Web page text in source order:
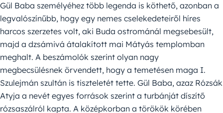
Gül Baba személyéhez több legenda is köthető, azonban a
legvalószínűbb, hogy egy nemes cselekedeteiről híres
harcos szerzetes volt, aki Buda ostrománál megsebesült,
majd a dzsámivá átalakított mai Mátyás templomban
meghalt. A beszámolók szerint olyan nagy
megbecsülésnek örvendett, hogy a temetésen maga I.
Szulejmán szultán is tiszteletét tette. Gül Baba, azaz Rózsák
Atyja a nevét egyes források szerint a turbánját díszítő
rózsaszálról kapta. A középkorban a törökök körében